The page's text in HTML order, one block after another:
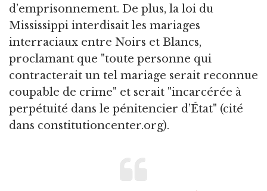
d’emprisonnement. De plus, la loi du
Mississippi interdisait les mariages
interraciaux entre Noirs et Blancs,
proclamant que "toute personne qui
contracterait un tel mariage serait reconnue
coupable de crime" et serait "incarcérée à
perpétuité dans le pénitencier d’État" (cité
dans constitutioncenter.org).